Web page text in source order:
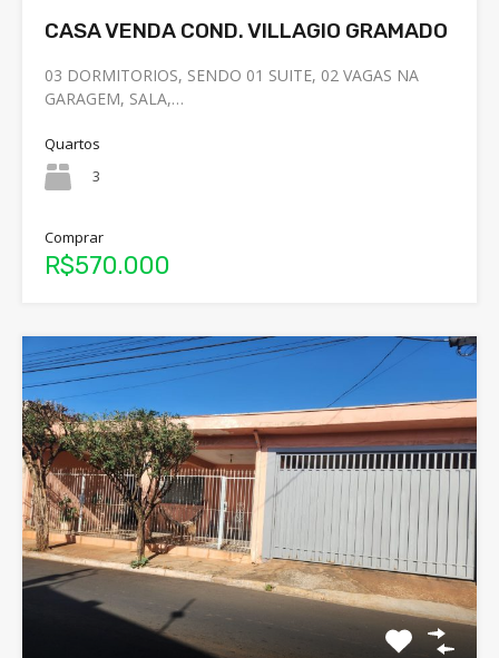
CASA VENDA COND. VILLAGIO GRAMADO
03 DORMITORIOS, SENDO 01 SUITE, 02 VAGAS NA
GARAGEM, SALA,…
Quartos
3
Comprar
R$570.000